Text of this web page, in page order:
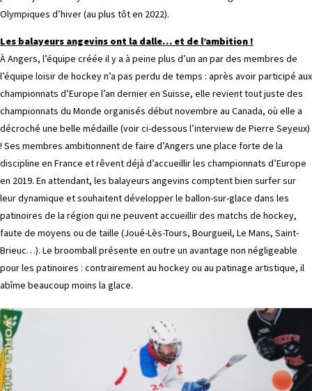
Olympiques d’hiver (au plus tôt en 2022).
Les balayeurs angevins ont la dalle… et de l’ambition !
À Angers, l’équipe créée il y a à peine plus d’un an par des membres de
l’équipe loisir de hockey n’a pas perdu de temps : après avoir participé aux
championnats d’Europe l’an dernier en Suisse, elle revient tout juste des
championnats du Monde organisés début novembre au Canada, où elle a
décroché une belle médaille (voir ci-dessous l’interview de Pierre Seyeux)
! Ses membres ambitionnent de faire d’Angers une place forte de la
discipline en France et rêvent déjà d’accueillir les championnats d’Europe
en 2019. En attendant, les balayeurs angevins comptent bien surfer sur
leur dynamique et souhaitent développer le ballon-sur-glace dans les
patinoires de la région qui ne peuvent accueillir des matchs de hockey,
faute de moyens ou de taille (Joué-Lès-Tours, Bourgueil, Le Mans, Saint-
Brieuc…). Le broomball présente en outre un avantage non négligeable
pour les patinoires : contrairement au hockey ou au patinage artistique, il
abîme beaucoup moins la glace.